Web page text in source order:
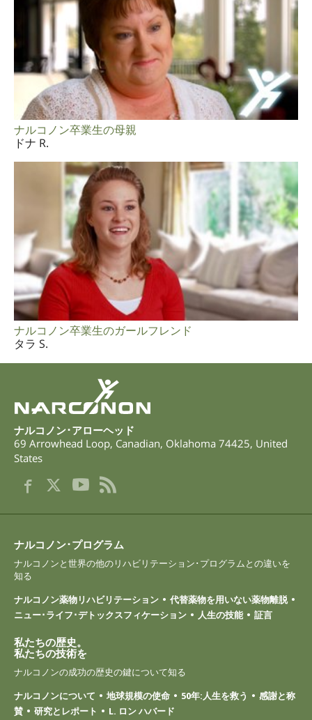
ナルコノン卒業生の母親
ドナ R.
ナルコノン卒業生のガールフレンド
タラ S.
ナルコノン･アローヘッド
69 Arrowhead Loop, Canadian, Oklahoma 74425, United
States
ナルコノン･プログラム
ナルコノンと世界の他のリハビリテーション･プログラムとの違いを
知る
ナルコノン薬物リハビリテーション
代替薬物を用いない薬物離脱
ニュー･ライフ･デトックスフィケーション
人生の技能 証言
私たちの歴史。
私たちの技術を
ナルコノンの成功の歴史の鍵について知る
ナルコノンについて
地球規模の使命 50年:人生を救う
感謝と称
賛
研究とレポート L. ロン ハバード